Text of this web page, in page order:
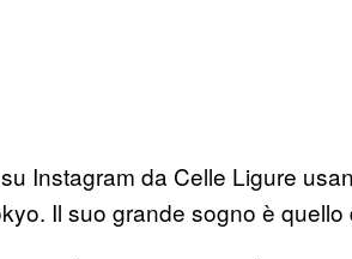
Instagram da Celle Ligure
Il suo grande sogno è